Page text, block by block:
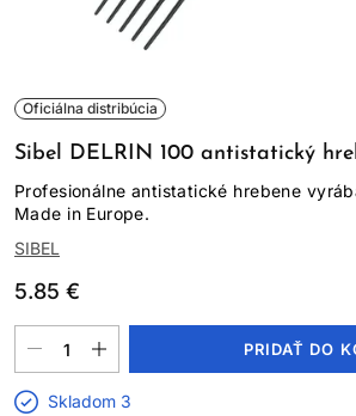
Oficiálna distribúcia
Sibel DELRIN 100 antistatický
Profesionálne antistatické hrebene
Made in Europe.
SIBEL
5.85 €
PRIDAŤ DO
Skladom 3